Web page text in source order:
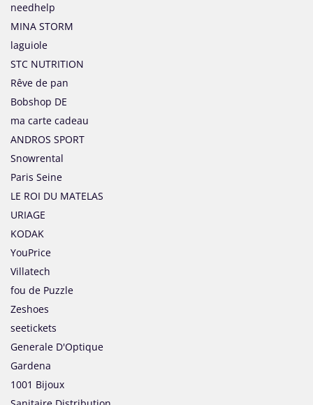
needhelp
MINA STORM
laguiole
STC NUTRITION
Rêve de pan
Bobshop DE
ma carte cadeau
ANDROS SPORT
Snowrental
Paris Seine
LE ROI DU MATELAS
URIAGE
KODAK
YouPrice
Villatech
fou de Puzzle
Zeshoes
seetickets
Generale D'Optique
Gardena
1001 Bijoux